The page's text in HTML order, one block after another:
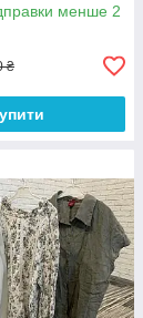
менше 2
₴